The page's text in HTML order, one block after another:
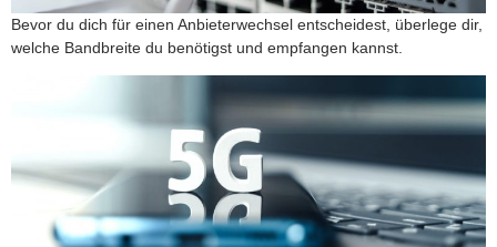
Bevor du dich für einen Anbieterwechsel entscheidest, überlege dir,
welche Bandbreite du benötigst und empfangen kannst.